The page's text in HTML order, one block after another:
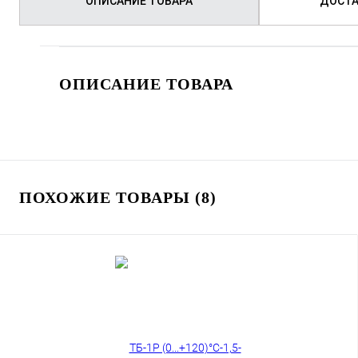
ОПИСАНИЕ ТОВАРА
ПОХОЖИЕ ТОВАРЫ (8)